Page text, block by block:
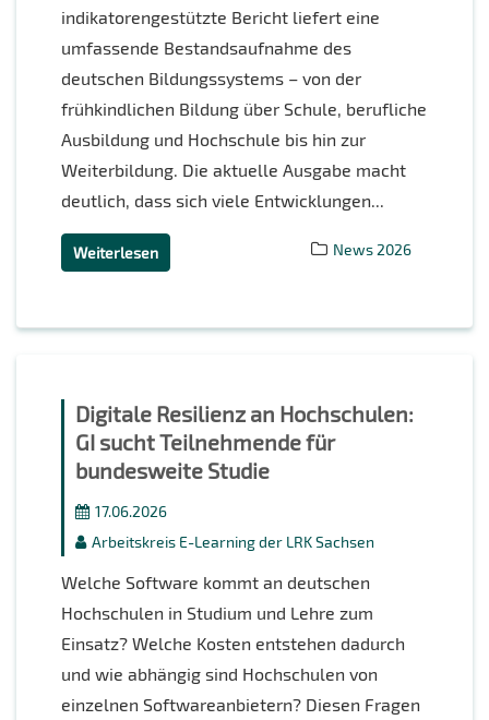
indikatorengestützte Bericht liefert eine
umfassende Bestandsaufnahme des
deutschen Bildungssystems – von der
frühkindlichen Bildung über Schule, berufliche
Ausbildung und Hochschule bis hin zur
Weiterbildung. Die aktuelle Ausgabe macht
deutlich, dass sich viele Entwicklungen...
News 2026
Weiterlesen
Digitale Resilienz an Hochschulen:
GI sucht Teilnehmende für
bundesweite Studie
17.06.2026
Arbeitskreis E-Learning der LRK Sachsen
Welche Software kommt an deutschen
Hochschulen in Studium und Lehre zum
Einsatz? Welche Kosten entstehen dadurch
und wie abhängig sind Hochschulen von
einzelnen Softwareanbietern? Diesen Fragen